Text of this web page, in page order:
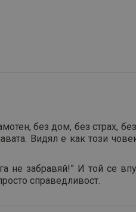
без дом, без страх,
Видял е как този
не забравяй!” И той се
справедливост.